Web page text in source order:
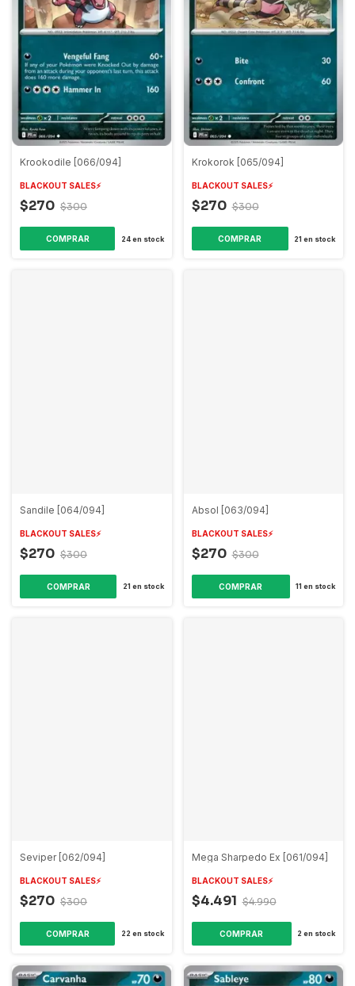
Krookodile [066/094]
BLACKOUT SALES⚡️
$270 $300
COMPRAR 24en stock
Krokorok [065/094]
BLACKOUT SALES⚡️
$270 $300
COMPRAR 21 en stock
Sandile [064/094]
BLACKOUT SALES⚡️
$270 $300
COMPRAR 21 en stock
Absol [063/094]
BLACKOUT SALES⚡️
$270 $300
COMPRAR 11 en stock
Seviper [062/094]
BLACKOUT SALES⚡️
$270 $300
COMPRAR 22 en stock
Mega Sharpedo Ex [061/094]
BLACKOUT SALES⚡️
$4.491 $4.990
COMPRAR 2 en stock